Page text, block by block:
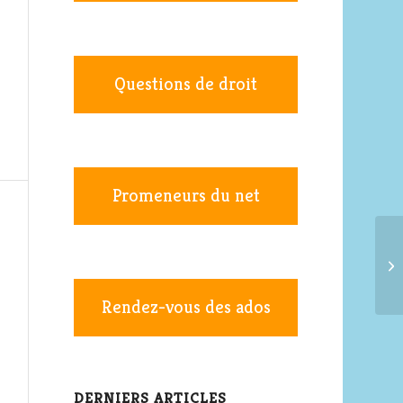
Questions de droit
Promeneurs du net
Rendez-vous des ados
DERNIERS ARTICLES